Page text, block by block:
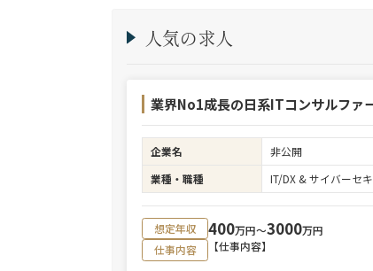
人気の求人
業界No1成長の日系ITコンサルファ
企業名 非公開
業種・職種
IT/DX & サイバーセ
想定年収 400万円〜3000万円
仕事内容
【仕事内容】